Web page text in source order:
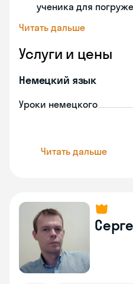
ученика для
Читать дальше
Услуги и цены
Немецкий язык
Уроки немецкого
Читать дальше